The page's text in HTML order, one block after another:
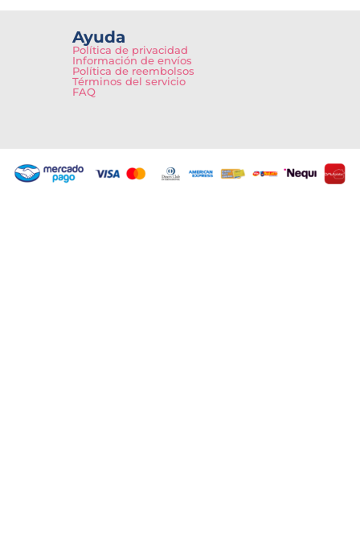
Ayuda
Política de privacidad
Información de envíos
Política de reembolsos
Términos del servicio
FAQ